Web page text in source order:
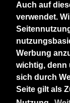
Auch auf
verwendet.
Werbung
wichtig, denn
sich durch
Seite gilt als
Nehmen Sie